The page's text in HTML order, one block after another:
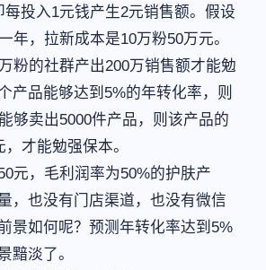
每投入1元钱产生2元销售额。假设
年，拉新成本是10万粉50万元。
粉的社群产出200万销售额才能勉
产品能够达到5%的年转化率，则
够卖出5000件产品，则该产品的
才能勉强保本。
元，毛利润率为50%的护肤产
，也没有门店渠道，也没有微信
景如何呢？预测年转化率达到5%
黯淡了。